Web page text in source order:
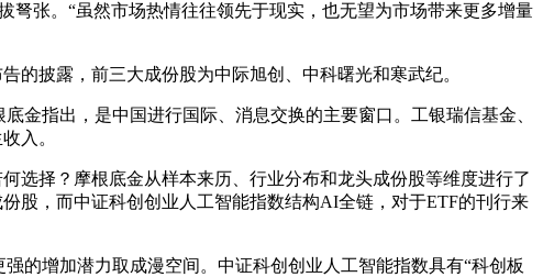
张。“虽然市场热情往往领先于现实，也无望为市场带来更多增量
披露，前三大成份股为中际旭创、中科曙光和寒武纪。
指出，是中国进行国际、消息交换的主要窗口。工银瑞信基金、
入。
择？摩根底金从样本来历、行业分布和龙头成份股等维度进行了
股，而中证科创创业人工智能指数结构AI全链，对于ETF的刊行来
增加潜力取成漫空间。中证科创创业人工智能指数具有“科创板